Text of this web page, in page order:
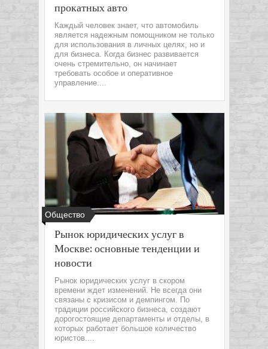
прокатных авто
Каждый человек знает, что автомобиль
является надежным помощником не только
для использования в личных целях, но и
для бизнеса. Когда бизнес развивается
очень стремительно, он начинает
требовать особое и оперативное
управление....
Общество
Рынок юридических услуг в
Москве: основные тенденции и
новости
Рынок юридических услуг в скором
времени ждет изменений. Не всегда они
связаны с кризисом и демпингом. По
традиции российского бизнеса, создают
дорогостоящие департаменты и отделы, в
которых работает большое количество
юристов....